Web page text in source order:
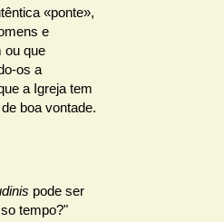
«ponte»,
e
ou que
os a
a Igreja tem
boa vontade.
pode ser
tempo?"